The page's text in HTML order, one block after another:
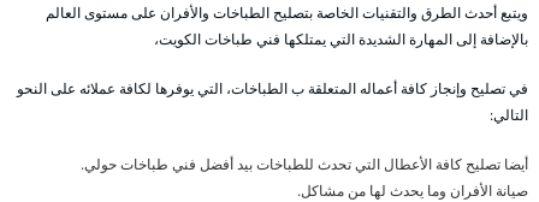
ويتبع أحدث الطرق والتقنيات الخاصة بتصليح الطباخات والأفران على مستوى العالم
بالإضافة إلى المهارة الشديدة التي يمتلكها فني طباخات الكويت،
في تصليح وإنجاز كافة أعماله المتعلقة ب الطباخات، التي يوفرها لكافة عملائه على النحو
التالي:
أيضا تصليح كافة الأعطال التي تحدث للطباخات بيد أفضل فني طباخات حولي.
صيانة الأفران وما يحدث لها من مشاكل.